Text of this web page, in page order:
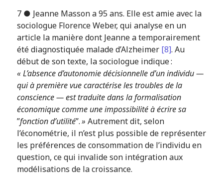
7 ● Jeanne Masson a 95 ans. Elle est amie avec la
sociologue Florence Weber, qui analyse en un
article la manière dont Jeanne a temporairement
été diagnostiquée malade d’Alzheimer [8]. Au
début de son texte, la sociologue indique :
« L’absence d’autonomie décisionnelle d’un individu —
qui à première vue caractérise les troubles de la
conscience — est traduite dans la formalisation
économique comme une impossibilité à écrire sa
”fonction d’utilité”.» Autrement dit, selon
l’économétrie, il n’est plus possible de représenter
les préférences de consommation de l’individu en
question, ce qui invalide son intégration aux
modélisations de la croissance.